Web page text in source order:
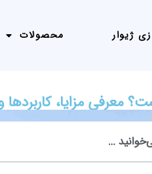
ژیوار محصولات
معرفی مزایا،
...